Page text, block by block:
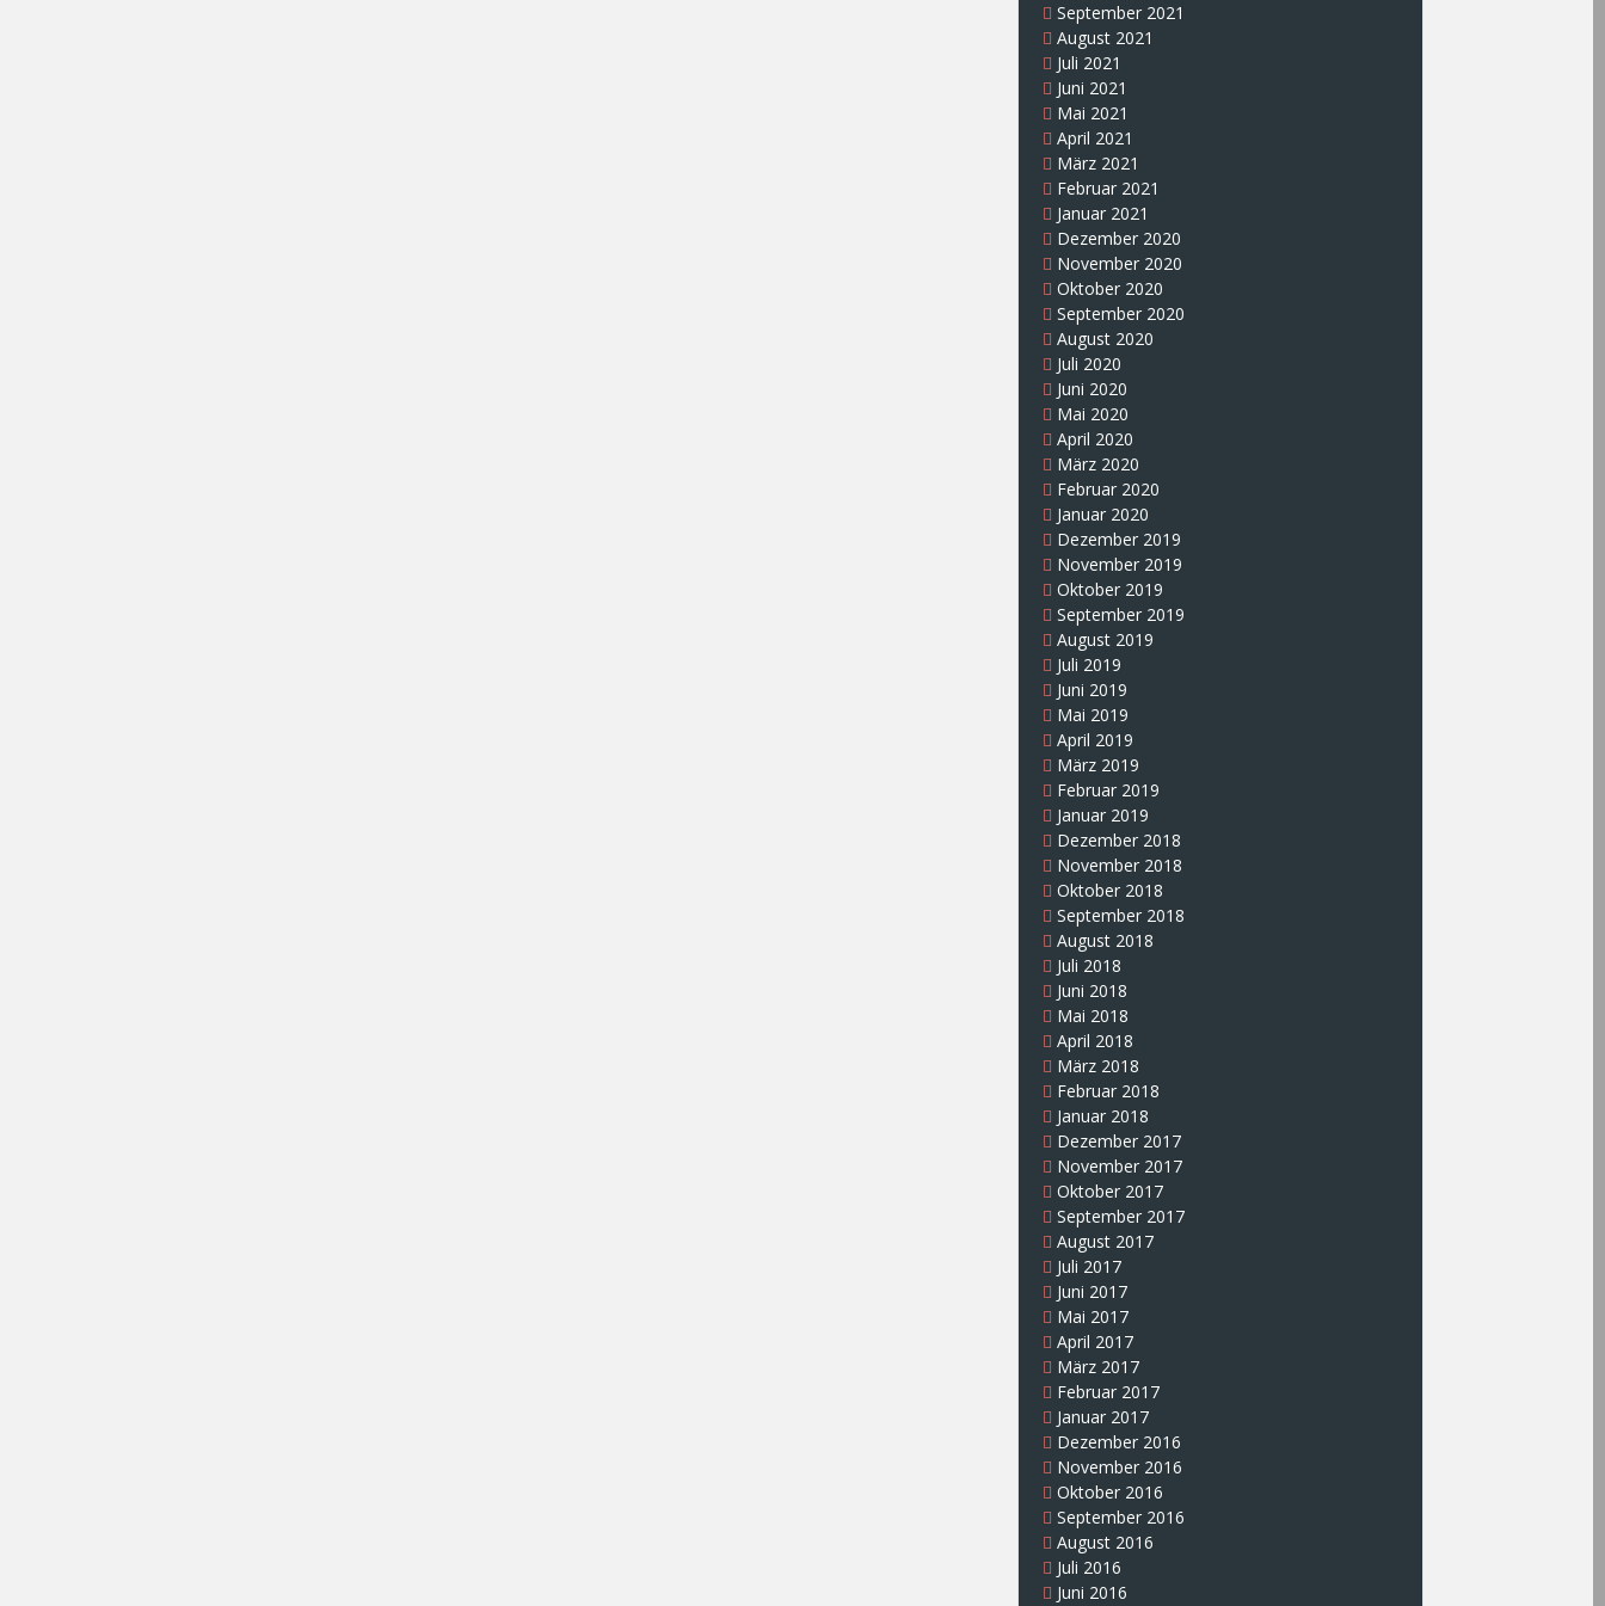
September 2021
August 2021
Juli 2021
Juni 2021
Mai 2021
April 2021
März 2021
Februar 2021
Januar 2021
Dezember 2020
November 2020
Oktober 2020
September 2020
August 2020
Juli 2020
Juni 2020
Mai 2020
April 2020
März 2020
Februar 2020
Januar 2020
Dezember 2019
November 2019
Oktober 2019
September 2019
August 2019
Juli 2019
Juni 2019
Mai 2019
April 2019
März 2019
Februar 2019
Januar 2019
Dezember 2018
November 2018
Oktober 2018
September 2018
August 2018
Juli 2018
Juni 2018
Mai 2018
April 2018
März 2018
Februar 2018
Januar 2018
Dezember 2017
November 2017
Oktober 2017
September 2017
August 2017
Juli 2017
Juni 2017
Mai 2017
April 2017
März 2017
Februar 2017
Januar 2017
Dezember 2016
November 2016
Oktober 2016
September 2016
August 2016
Juli 2016
Juni 2016